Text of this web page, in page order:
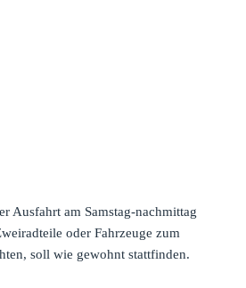
Ausfahrt am Samstag-nachmittag
oder Fahrzeuge zum
soll wie gewohnt stattfinden.